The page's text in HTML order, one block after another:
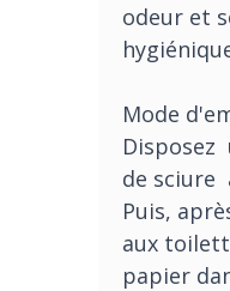
odeur et
Mode
Disposez
de sciure
Puis,
aux
papier